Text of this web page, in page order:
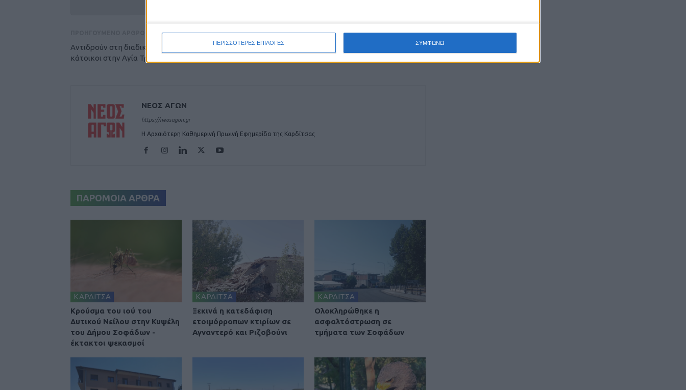
ΠΕΡΙΣΣΟΤΕΡΕΣ ΕΠΙΛΟΓΕΣ ΣΥΜΦΩΝΩ
Αντιδρούν στη διαδικασία των ελέγχων οι
κάτοικοι στην Αγία Τριάδα
ΕΠΟΜΕΝΟ ΑΡΘΡΟ
Επανέλεγχο σε όλα τα σπίτια του χωριού
ΝΕΟΣ ΑΓΩΝ
https://neosagon.gr
Η Αρχαιότερη Καθημερινή Πρωινή Εφημερίδα της Καρδίτσας
ΠΑΡΟΜΟΙΑ ΑΡΘΡΑ
ΚΑΡΔΙΤΣΑ
Κρούσμα του ιού του
Δυτικού Νείλου στην Κυψέλη
του Δήμου Σοφάδων -
έκτακτοι ψεκασμοί
ΚΑΡΔΙΤΣΑ
Ξεκινά η κατεδάφιση
ετοιμόρροπων κτιρίων σε
Αγναντερό και Ριζοβούνι
ΚΑΡΔΙΤΣΑ
Ολοκληρώθηκε η
ασφαλτόστρωση σε
τμήματα των Σοφάδων